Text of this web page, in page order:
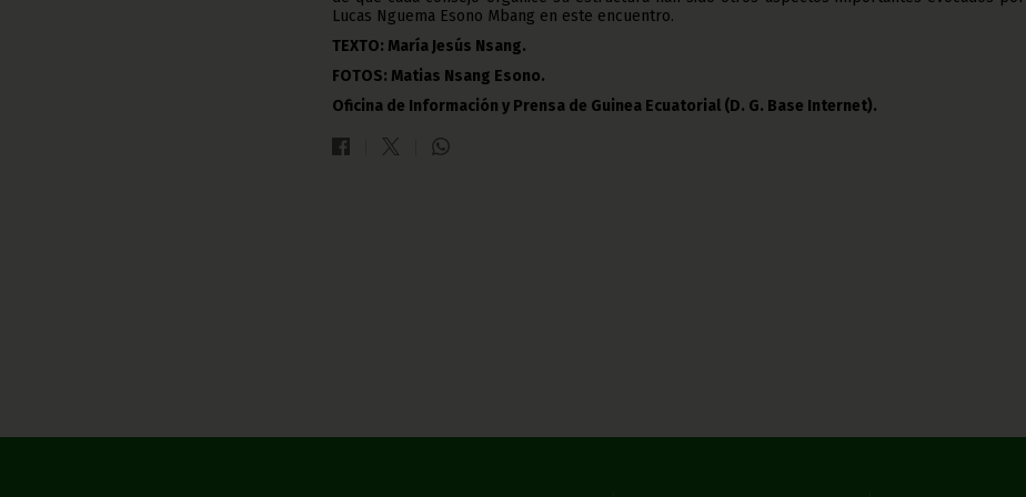
Lucas Nguema Esono Mbang en este encuentro.
TEXTO: María Jesús Nsang.
FOTOS: Matias Nsang Esono.
Oficina de Información y Prensa de Guinea Ecuatorial (D. G. Base Internet).